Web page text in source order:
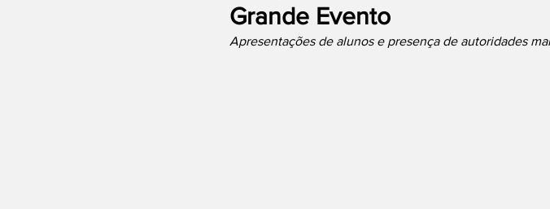
Grande Evento
Apresentações de alunos e presença de autoridades